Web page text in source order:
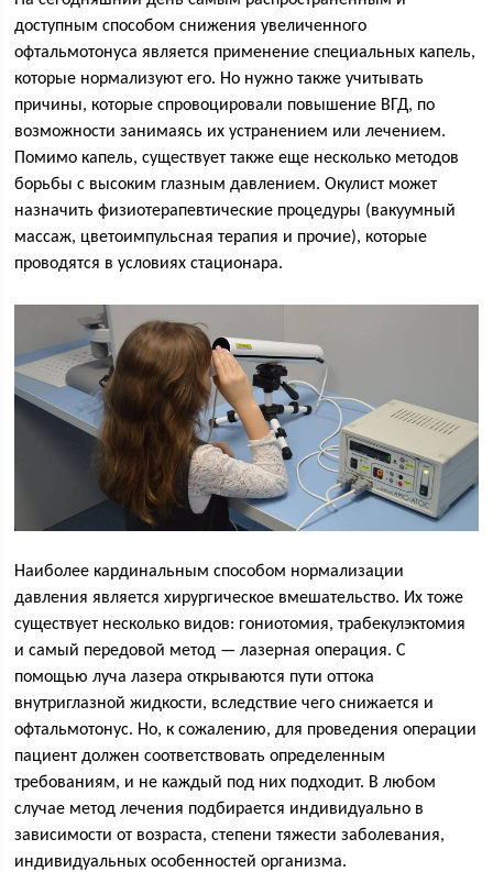
доступным способом снижения увеличенного
офтальмотонуса является применение специальных капель,
которые нормализуют его. Но нужно также учитывать
причины, которые спровоцировали повышение ВГД, по
возможности занимаясь их устранением или лечением.
Помимо капель, существует также еще несколько методов
борьбы с высоким глазным давлением. Окулист может
назначить физиотерапевтические процедуры (вакуумный
массаж, цветоимпульсная терапия и прочие), которые
проводятся в условиях стационара.
Наиболее кардинальным способом нормализации
давления является хирургическое вмешательство. Их тоже
существует несколько видов: гониотомия, трабекулэктомия
и самый передовой метод — лазерная операция. С
помощью луча лазера открываются пути оттока
внутриглазной жидкости, вследствие чего снижается и
офтальмотонус. Но, к сожалению, для проведения операции
пациент должен соответствовать определенным
требованиям, и не каждый под них подходит. В любом
случае метод лечения подбирается индивидуально в
зависимости от возраста, степени тяжести заболевания,
индивидуальных особенностей организма.